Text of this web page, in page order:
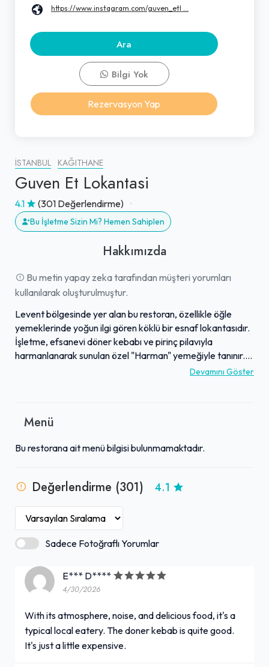
İSTANBUL KAĞITHANE
Guven Et Lokantasi
4.1 (301 Değerlendirme)
Bu İşletme Sizin Mi? Hemen Sahiplen
Hakkımızda
Bu metin yapay zeka tarafından müşteri yorumları
kullanılarak oluşturulmuştur.
Levent bölgesinde yer alan bu restoran, özellikle öğle
yemeklerinde yoğun ilgi gören köklü bir esnaf lokantasıdır.
İşletme, efsanevi döner kebabı ve pirinç pilavıyla
harmanlanarak sunulan özel "Harman" yemeğiyle tanınır.
Ayrıca, yüksek kaliteli etlerle hazırlanan ciğer, tas kebap
atmosferiyle misafirlerine rahat bir yemek deneyimi sunar.
belirtilen bu mekan, lezzetli ve doyurucu bir yemek
Devamını Göster
Menü
Bu restorana ait menü bilgisi bulunmamaktadır.
Değerlendirme (301) 4.1
Sadece Fotoğraflı Yorumlar
E*** D****
4/30/2026
With its atmosphere, noise, and delicious food, it's a
typical local eatery. The doner kebab is quite good.
It's just a little expensive.
https://www.instagram.com/guven_etl ...
Ara
Bilgi Yok
Rezervasyon Yap